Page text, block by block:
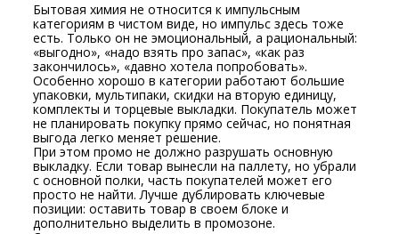
Бытовая химия не относится к импульсным
категориям в чистом виде, но импульс здесь тоже
есть. Только он не эмоциональный, а рациональный:
«выгодно», «надо взять про запас», «как раз
закончилось», «давно хотела попробовать».
Особенно хорошо в категории работают большие
упаковки, мультипаки, скидки на вторую единицу,
комплекты и торцевые выкладки. Покупатель может
не планировать покупку прямо сейчас, но понятная
выгода легко меняет решение.
При этом промо не должно разрушать основную
выкладку. Если товар вынесли на паллету, но убрали
с основной полки, часть покупателей может его
просто не найти. Лучше дублировать ключевые
позиции: оставить товар в своем блоке и
дополнительно выделить в промозоне.